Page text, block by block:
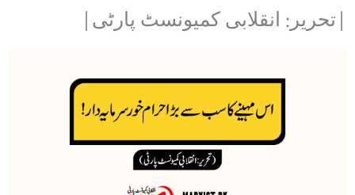
|تحریر: انقلابی کمیونسٹ پارٹی|